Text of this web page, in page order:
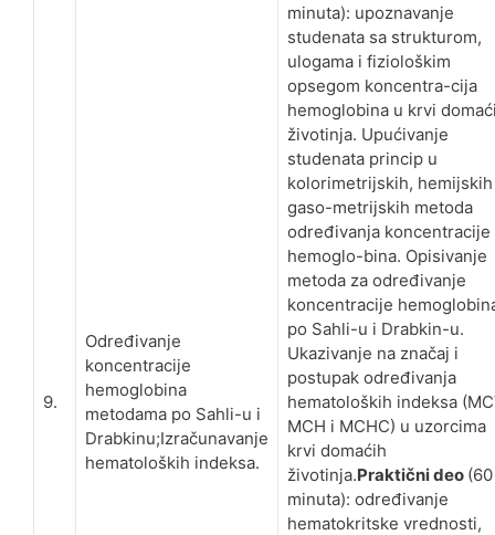
9.
Određivanje
koncentracije
hemoglobina
metodama po Sahli-u i
Drabkinu;Izračunavanje
hematoloških indeksa.
minuta): upoznavanje
studenata sa strukturom,
ulogama i fiziološkim
opsegom koncentra-cija
hemoglobina u krvi
životinja. Upućivanje
studenata princip u
kolorimetrijskih,
gaso-metrijskih metoda
određivanja koncentracije
hemoglo-bina. Opisivanje
metoda za određivanje
koncentracije
po Sahli-u i Drabkin-u.
Ukazivanje na značaj i
postupak određivanja
hematoloških indeksa
MCH i MCHC) u uzorcima
krvi domaćih
životinja.Praktični deo (60
minuta): određivanje
hematokritske vrednosti,